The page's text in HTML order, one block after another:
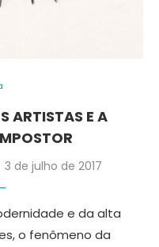
ARTISTAS E A
3 de julho de 2017
e da alta
o fenômeno da